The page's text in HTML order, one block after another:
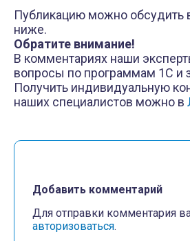
Публикацию можно обсудить
ниже.
Обратите внимание!
В комментариях наши
вопросы по программам 1С и
Получить индивидуальную
наших специалистов можно в
Добавить комментарий
Для отправки комментария
авторизоваться.